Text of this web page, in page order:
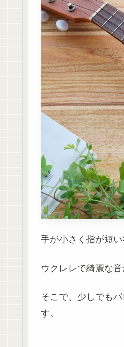
手が小さく指が短
ウクレレで綺麗な
そこで、少しでも
す。